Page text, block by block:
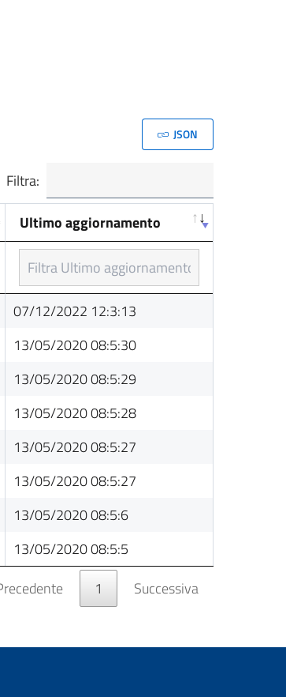
JSON
Filtra:
Ultimo aggiornamento
Ultimo aggiornamento
07/12/2022 12:3:13
13/05/2020 08:5:30
13/05/2020 08:5:29
13/05/2020 08:5:28
13/05/2020 08:5:27
13/05/2020 08:5:27
13/05/2020 08:5:6
13/05/2020 08:5:5
1 Successiva